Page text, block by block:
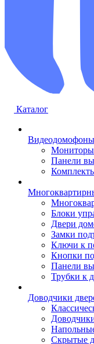
Каталог
Видеодомофоны
Панели
Блоки
Двери
Замки
Ключи к
Кнопки
Панели
Трубки к
Доводчики
Скрытые